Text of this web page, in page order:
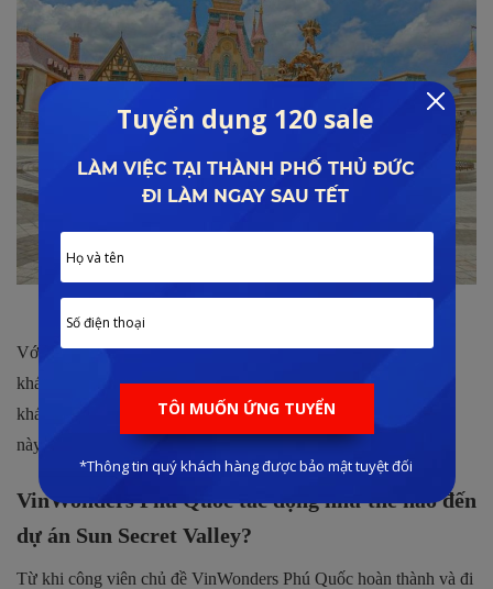
Với quy mô lớn, đa dạng tiện ích & dịch vụ hấp dẫn, để có thể
khám phá hết các hoạt động trong VinWonders Phú Quốc, du
khách sẽ mất rất nhiều thời gian để có thể thực hiện được điều
này.
VinWonders Phú Quốc tác động như thế nào đến
dự án Sun Secret Valley?
Từ khi công viên chủ đề VinWonders Phú Quốc hoàn thành và đi